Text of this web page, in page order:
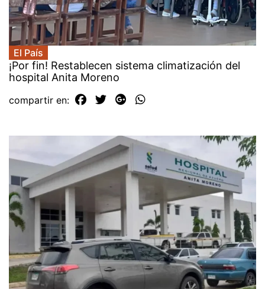
El País
¡Por fin! Restablecen sistema climatización del
hospital Anita Moreno
compartir en: